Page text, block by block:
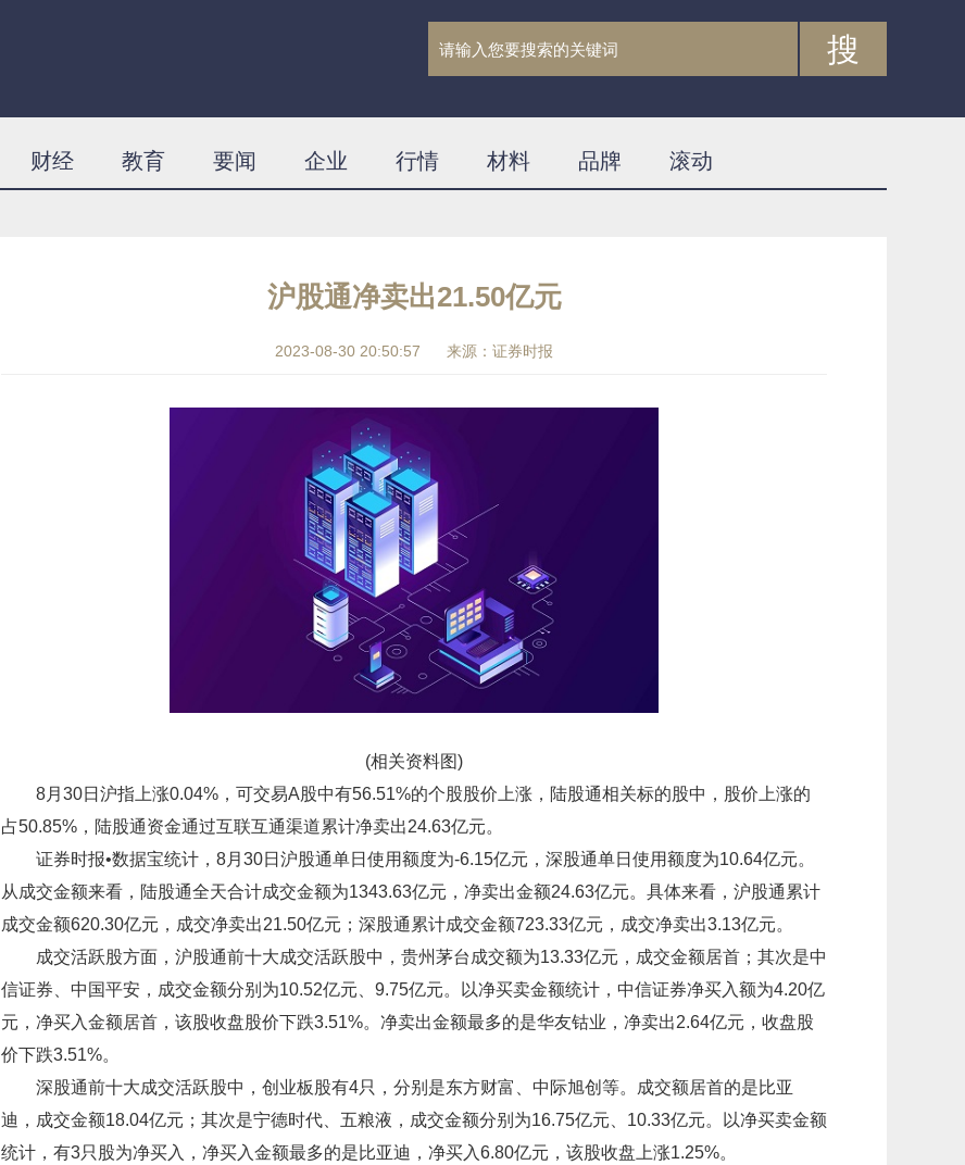
搜
财经 教育 要闻 企业 行情 材料 品牌 滚动
沪股通净卖出21.50亿元
2023-08-30 20:50:57 来源：证券时报
(相关资料图)
8月30日沪指上涨0.04%，可交易A股中有56.51%的个股股价上涨，陆股通相关标的股中，股价上涨的
占50.85%，陆股通资金通过互联互通渠道累计净卖出24.63亿元。
证券时报•数据宝统计，8月30日沪股通单日使用额度为-6.15亿元，深股通单日使用额度为10.64亿元。
从成交金额来看，陆股通全天合计成交金额为1343.63亿元，净卖出金额24.63亿元。具体来看，沪股通累计
成交金额620.30亿元，成交净卖出21.50亿元；深股通累计成交金额723.33亿元，成交净卖出3.13亿元。
成交活跃股方面，沪股通前十大成交活跃股中，贵州茅台成交额为13.33亿元，成交金额居首；其次是中
信证券、中国平安，成交金额分别为10.52亿元、9.75亿元。以净买卖金额统计，中信证券净买入额为4.20亿
元，净买入金额居首，该股收盘股价下跌3.51%。净卖出金额最多的是华友钴业，净卖出2.64亿元，收盘股
价下跌3.51%。
深股通前十大成交活跃股中，创业板股有4只，分别是东方财富、中际旭创等。成交额居首的是比亚
迪，成交金额18.04亿元；其次是宁德时代、五粮液，成交金额分别为16.75亿元、10.33亿元。以净买卖金额
统计，有3只股为净买入，净买入金额最多的是比亚迪，净买入6.80亿元，该股收盘上涨1.25%。